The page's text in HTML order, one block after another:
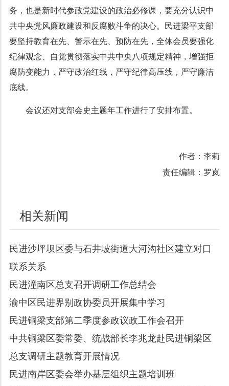
务，也是新时代参政党建设的政治必修课，要充分认识中
共中央党风廉政建设和反腐败斗争的决心。民进梁平支部
要坚持教育在先、警示在先、预防在先，全体会员要强化
纪律观念、自觉贯彻落实中共中央八项规定精神，增强拒
腐防变能力，严守政治红线，严守纪律高压线，严守廉洁
底线。
会议还对支部会史主题年工作进行了安排布置。
作者：李莉
责任编辑：罗岚
相关新闻
民进沙坪坝区委与石井坡街道大河沟社区建立对口
联系关系
民进潼南区总支召开调研工作总结会
渝中区民进界别政协委员开展集中学习
民进铜梁支部第二季度参政议政工作会召开
中共铜梁区委常委、统战部长李兆龙赴民进铜梁区
总支调研主题教育开展情况
民进南岸区委会举办基层组织主题培训班